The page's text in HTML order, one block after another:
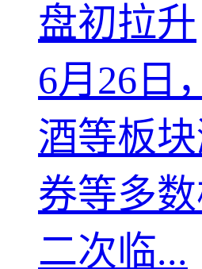
盘初拉升
6月26日
酒等板
券等多
二次临...